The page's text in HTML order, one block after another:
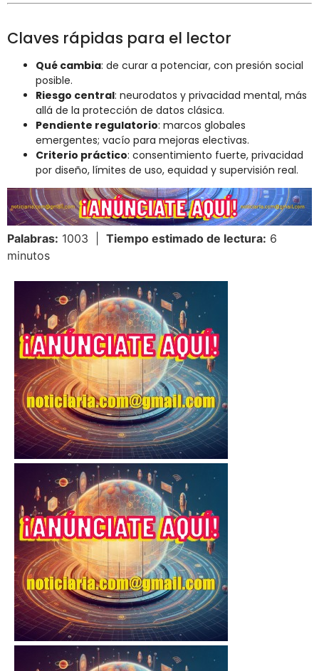
Claves rápidas para el lector
Qué cambia: de curar a potenciar, con presión social
posible.
Riesgo central: neurodatos y privacidad mental, más
allá de la protección de datos clásica.
Pendiente regulatorio: marcos globales
emergentes; vacío para mejoras electivas.
Criterio práctico: consentimiento fuerte, privacidad
por diseño, límites de uso, equidad y supervisión real.
Palabras: 1003 | Tiempo estimado de lectura: 6
minutos